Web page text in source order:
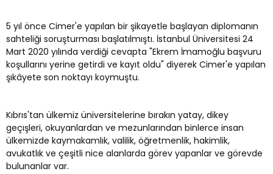
5 yıl önce Cimer'e yapılan bir şikayetle başlayan diplomanın
sahteliği soruşturması başlatılmıştı. İstanbul Üniversitesi 24
Mart 2020 yılında verdiği cevapta "Ekrem İmamoğlu başvuru
koşullarını yerine getirdi ve kayıt oldu" diyerek Cimer'e yapılan
şıkâyete son noktayı koymuştu.
Kıbrıs'tan ülkemiz üniversitelerine bırakın yatay, dikey
geçışleri, okuyanlardan ve mezunlarından binlerce insan
ülkemizde kaymakamlık, valilik, öğretmenlik, hakimlik,
avukatlık ve çeşitli nice alanlarda görev yapanlar ve görevde
bulunanlar var.